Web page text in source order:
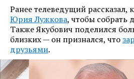
Ранее телеведущий рассказал,
Юрия Лужкова, чтобы собрать
Также Якубович поделился
близких — он признался, что
друзьями.